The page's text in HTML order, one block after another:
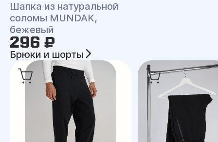
Шапка из натуральной
соломы MUNDAK,
бежевый
296 ₽
Брюки и шорты